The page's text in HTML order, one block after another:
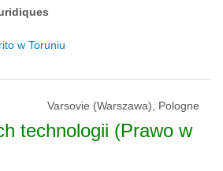
w Toruniu
Varsovie (Warszawa), Pologne
technologii (Prawo w